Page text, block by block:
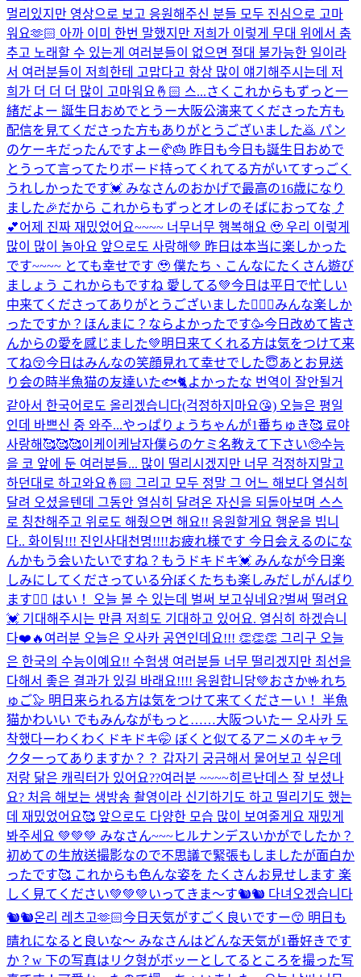
멀리있지만 영상으로 보고 응원해주신 분들 모두 진심으로 고마
워요🫶🏻 아까 이미 한번 말했지만 저희가 이렇게 무대 위에서 춤
추고 노래할 수 있는게 여러분들이 없으면 절대 불가능한 일이라
서 여러분들이 저희한테 고맙다고 항상 많이 얘기해주시는데 저
희가 더 더 더 많이 고마워요🤞🏻 스...さくこれからもずっと一
緒だよー 誕生日おめでとうー大阪公演来てくださった方も
配信を見てくださった方もありがとうございました🙇 パン
のケーキだったんですよー🥐🎂 昨日も今日も誕生日おめで
とうって言ってたりボード持ってくれてる方がいてすっごく
うれしかったです💓 みなさんのおかげで最高の16歳になり
ました🎉だから これからもずっとオレのそばにおってな⤴︎
💕어제 진짜 재밌었어요~~~~ 너무너무 행복해요 🥹 우리 이렇게
많이 많이 놀아요 앞으로도 사랑해💚 昨日は本当に楽しかった
です~~~~ とても幸せです 🥹 僕たち、こんなにたくさん遊び
ましょう これからもですね 愛してる💚今日は平日で忙しい
中来てくださってありがとうございました🙇🏻‍♂️みんな楽しか
ったですか？ほんまに？ならよかったです🥳今日改めて皆さ
んからの愛を感じました💚明日来てくれる方は気をつけて来
てね😚今日はみんなの笑顔見れて幸せでした😇あとお見送
り会の時半魚猫の友達いた🐟🐈よかったな 번역이 잘안될거
같아서 한국어로도 올리겠습니다(걱정하지마요😘) 오늘은 평일
인데 바쁘신 중 와주...やっぱりょうちゃんが1番ちゅき🥰 료야
사랑해🥰🥰🥰이케이케남자僕らのケミ名教えて下さい🥺수능
을 코 앞에 둔 여러분들... 많이 떨리시겠지만 너무 걱정하지말고
하던대로 하고와요🤞🏻 그리고 모두 정말 그 어느 해보다 열심히
달려 오셨을텐데 그동안 열심히 달려온 자신을 되돌아보며 스스
로 칭찬해주고 위로도 해줬으면 해요!! 응원할게요 행운을 빕니
다.. 화이팅!!! 진인사대천명!!!!お疲れ様です 今日会えるのにな
んかもう会いたいですね？もうドキドキ💓 みんなが今日楽
しみにしてくださっている分ぼくたちも楽しみだしがんばり
ます❤️‍🔥 はい！ 오늘 볼 수 있는데 벌써 보고싶네요?벌써 떨려요
💓 기대해주시는 만큼 저희도 기대하고 있어요. 열심히 하겠습니
다❤️🔥 여러분 오늘은 오사카 공연인데요!!! 👏👏👏 그리구 오늘
은 한국의 수능이예요!! 수험생 여러분들 너무 떨리겠지만 최선을
다해서 좋은 결과가 있길 바래요!!!! 응원합니당💚おさか🤟れち
ゅご🦭 明日来られる方は気をつけて来てくださーい！ 半魚
猫かわいい でもみんながもっと……大阪ついたー 오사카 도
착했다ーわくわくドキドキ🤭 ぼくと似てるアニメのキャラ
クターってありますか？？ 갑자기 궁금해서 물어보고 싶은데
저랑 닮은 캐릭터가 있어요??여러분 ~~~~히르난데스 잘 보셨나
요? 처음 해보는 생방송 촬영이라 신기하기도 하고 떨리기도 했는
데 재밌었어요🥰 앞으로도 다양한 모습 많이 보여줄게요 재밌게
봐주세요 💚💚💚 みなさん~~~ヒルナンデスいかがでしたか？
初めての生放送撮影なので不思議で緊張もしましたが面白か
ったです🥰 これからも色んな姿を たくさんお見せします 楽
しく見てください💚💚💚 いってきま〜す🐿🐿 다녀오겠습니다
🐿🐿온리 레츠고🫶🏻今日天気がすごく良いですー😙 明日も
晴れになると良いな〜 みなさんはどんな天気が1番好きです
か？w 下の写真はリク형がボッーとしてるところを撮った写